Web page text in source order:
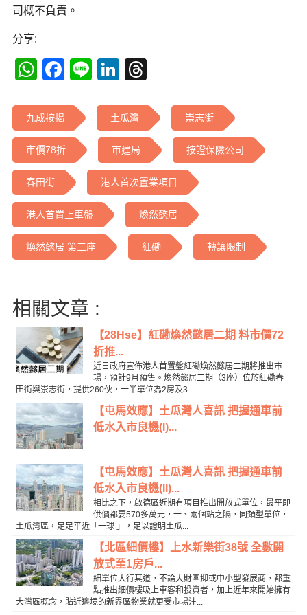
司概不負責。
分享:
WhatsApp
Facebook
LineLinkedIn
Threads
九成按揭 土瓜灣 崇志街
市價78折 市建局 按證保險公司
春田街 港人首次置業項目
港人首置上車盤 煥然懿居
煥然懿居 第三座 紅磡 轉讓限制
相關文章 :
【28Hse】紅磡煥然懿居二期 料市價72
折推...
近日政府宣佈港人首置盤紅磡煥然懿居二期將推出市
場，預計9月預售。煥然懿居二期（3座）位於紅磡春
田街與崇志街，提供260伙，一半單位為2房及3...
【屯馬效應】土瓜灣人喜訊 把握通車前
低水入市良機(I)...
【屯馬效應】土瓜灣人喜訊 把握通車前
低水入市良機(II)...
相比之下，啟德區近期有項目推出開放式單位，最平即
供價都要570多萬元，一、兩個站之隔，同類型單位，
土瓜灣區，足足平近「一球 」，足以證明土瓜...
【北區細價樓】上水新樂街38號 全數開
放式至1房戶...
細單位大行其道，不論大財團抑或中小型發展商，都重
點推出細價樓吸上車客和投資者，加上近年來開始擁有
大灣區概念，貼近邊境的新界區物業就更受市場注...